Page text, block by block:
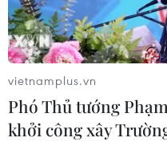
vietnamplus.vn
Phó Thủ tướng
khởi công xây